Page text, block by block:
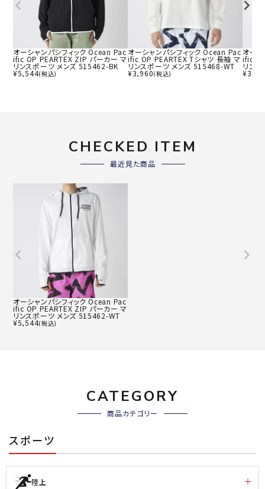
オーシャンパシフィック Ocean Pac
ific OP PEARTEX ZIP パーカー マ
リンスポーツ メンズ 515462-BK
¥5,544(税込)
オーシャンパシフィック Ocean Pac
ific OP PEARTEX Tシャツ 長袖 マ
リンスポーツ メンズ 515468-WT
¥3,960(税込)
オー
ific
リン
¥
CHECKED ITEM
最近見た商品
オーシャンパシフィック Ocean Pac
ific OP PEARTEX ZIP パーカー マ
リンスポーツ メンズ 515462-WT
¥5,544(税込)
CATEGORY
商品カテゴリー
スポーツ
陸上